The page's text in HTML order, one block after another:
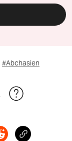
#Abchasien